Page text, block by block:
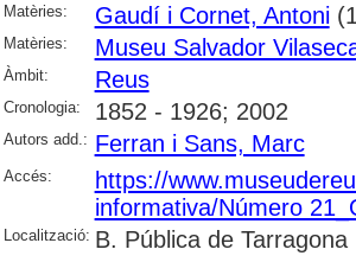
Matèries:
Gaudí i Cornet, Antoni
Matèries: Museu Salvador
Àmbit: Reus
Cronologia: 1852 - 1926; 2002
Autors add.: Ferran i Sans, Marc
Accés:
https://
informativa/Número
Localització: B. Pública de Tarragona